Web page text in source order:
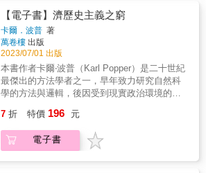
的改變有興趣的讀者。書中也將收錄兩位教授
為台灣讀者撰寫的兩篇專文。◎專業推薦（依
姓名筆畫排序）王政文&& &東海大學歷史系系
主任李宗信&& &國立彰化師範大學歷史所所長
李健輝&& &臺北市數位精進辦公室主任、臺北
市育成高中歷史教師胡其瑞&& &國立彰化師範
大學歷史所助理教授張弘毅&& &臺北市立大學
銘&& &數位人文學會秘書長鄭安睎& & 國立臺
中教育大學區域與社會發展學系系主任◎好評
推薦我們現在都是「數位歷史學家」，透過審
些資源成為了新的問題。另外，數據質量以及
數位技術能力也都影響個別研究者的產出。原
生數位資源牽涉的個資等倫理問題、數位資源
的保存性，都仍待思索。給所有歷史人，最簡
要清晰的數位歷史學入門雖然數位歷史學目前
是歷史研究中的一個學科，但作者也提到其實
大部分的歷史學家都已經在使用數位工具，可
說人人都是數位歷史學家，因此本書更適合給
所有有志從事歷史相關工作的人參考。本書繁
課教師范純武教授與文化大學史學系專長史學
史的湯瑞弘副教授攜手翻譯，將這本迄今為止
對數位歷史學最簡要清晰的解說介紹給所有在
朝時期，因科舉考試廢除，「環形網絡」的菁
英與國家之間的連結被切斷，國家的外患與內
亂，讓地方菁英擁有了極高的自主性與權力：
鴉片戰爭後西方國家入侵，統治者失去了保護
人民的能力。太平天國之亂時，中央政府無法
控制私有民兵的存在；當仕紳菁英滲透的地方
軍隊宣告獨立，清王朝的統治注定邁向落幕。
權，只在最近兩個世紀落後。為此，值得我們
探究：是什麼因素導致帝制中國的衰亡？為什
麼中國的歷史教訓能幫助人們深入了解國家建
的你：化資訊碎片為有用知識的思考方法，不
學嗎？ & 打開本書你將發現： 年表不只是年
表，而是人事物存在的時間座標。 史料不只是
史料，而是解讀人事物的佐證。 古人不只是古
人，他們可能改變千萬人的人生，並造就你的
人生。 學歷史不只是學歷史，懂得與過去對
話，混亂的當下可以看得更明白。 & 田野中的
骨骸、備受爭議的國王、遠渡重洋的移民、萬
人景仰的將軍&hellip;&hellip;你不需要背書中的
會記得他們很久很久。 &
【電子書】濟歷史主義之窮
卡爾．波普 著
萬卷樓 出版
2023/07/01 出版
本書作者卡爾‧波普（Karl Popper）是二十世紀
最傑出的方法學者之一，早年致力研究自然科
學的方法與邏輯，後因受到現實政治環境的刺
之窮》係最重要的社會科學方法論的名著，以
精簡的論證、嚴密的邏輯，介紹並批判了「歷
史主義」，指出我們不可能以理性的或科學的
7 折 特價 196 元
電子書